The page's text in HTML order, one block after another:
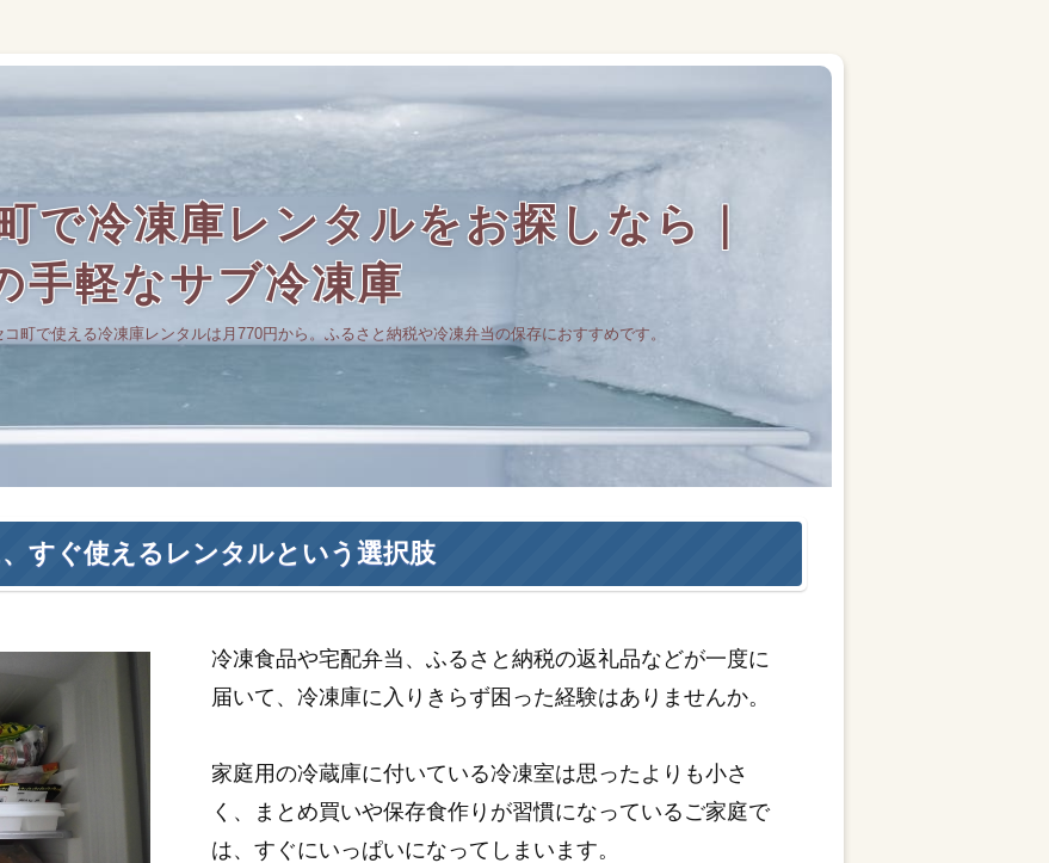
で冷凍庫レンタルをお探しなら｜
手軽なサブ冷凍庫
町で使える冷凍庫レンタルは月770円から。ふるさと納税や冷凍弁当の保存におすすめです。
すぐ使えるレンタルという選択肢
冷凍食品や宅配弁当、ふるさと納税の返礼品などが一度に
届いて、冷凍庫に入りきらず困った経験はありませんか。
家庭用の冷蔵庫に付いている冷凍室は思ったよりも小さ
く、まとめ買いや保存食作りが習慣になっているご家庭で
は、すぐにいっぱいになってしまいます。